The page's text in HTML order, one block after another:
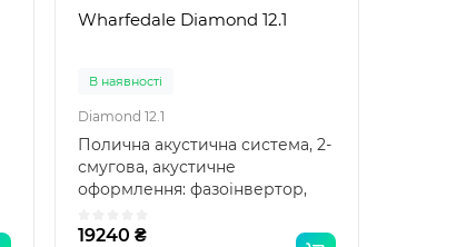
Wharfedale Diamond 12.1
В наявності
Diamond 12.1
Полична акустична система, 2-
смугова, акустичне
оформлення: фазоінвертор,
19240 ₴